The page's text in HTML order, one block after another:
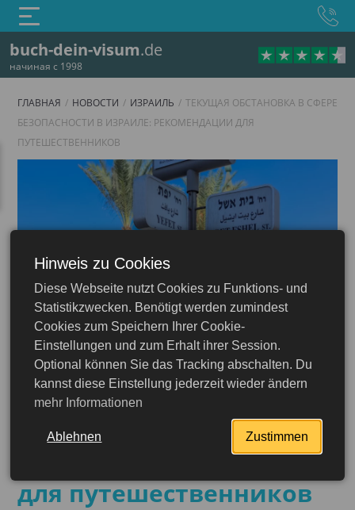
buch-dein-visum.de
начиная с 1998
Израиль
ГЛАВНАЯ НОВОСТИ ИЗРАИЛЬ
ТЕКУЩАЯ ОБСТАНОВКА В СФЕРЕ
БЕЗОПАСНОСТИ В ИЗРАИЛЕ: РЕКОМЕНДАЦИИ ДЛЯ
ПУТЕШЕСТВЕННИКОВ
25.06.2026
Текущая обстановка в
сфере безопасности в
Израиле: рекомендации
для путешественников
Hinweis zu Cookies
Diese Webseite nutzt Cookies zu Funktions- und
Statistikzwecken. Benötigt werden zumindest
Cookies zum Speichern Ihrer Cookie-
Einstellungen und zum Erhalt ihrer Session.
Optional können Sie das Tracking abschalten. Du
kannst diese Einstellung jederzeit wieder ändern
mehr Informationen
Ablehnen Zustimmen